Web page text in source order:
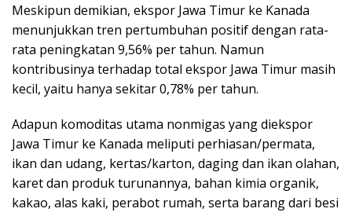
Meskipun demikian, ekspor Jawa Timur ke Kanada
menunjukkan tren pertumbuhan positif dengan rata-
rata peningkatan 9,56% per tahun. Namun
kontribusinya terhadap total ekspor Jawa Timur masih
kecil, yaitu hanya sekitar 0,78% per tahun.
Adapun komoditas utama nonmigas yang diekspor
Jawa Timur ke Kanada meliputi perhiasan/permata,
ikan dan udang, kertas/karton, daging dan ikan olahan,
karet dan produk turunannya, bahan kimia organik,
kakao, alas kaki, perabot rumah, serta barang dari besi